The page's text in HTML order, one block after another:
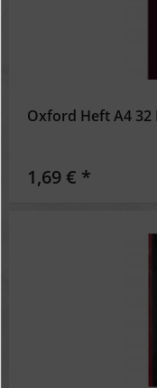
Oxford Heft A4
1,69 € *